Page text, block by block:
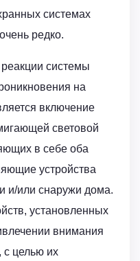
системах
редко.
системы
на
включение
световой
в себе оба
устройства
и/или снаружи дома.
установленных
внимания
целью их